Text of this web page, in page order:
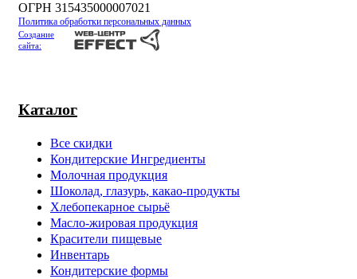
Каталог
Все скидки
Кондитерские Ингредиенты
Молочная продукция
Шоколад, глазурь, какао-продукты
Хлебопекарное сырьё
Масло-жировая продукция
Красители пищевые
Инвентарь
Кондитерские формы
ОГРН 315435000007021
Политика обработки персональных данных
Создание
сайта: